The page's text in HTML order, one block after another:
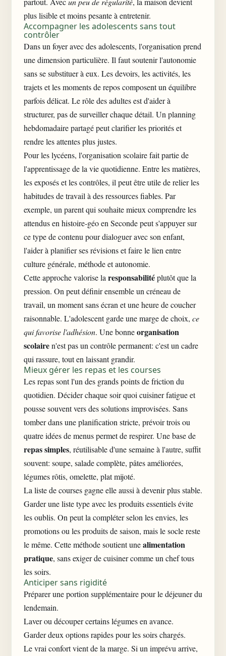
plus lisible et moins pesante à entretenir.
Accompagner les adolescents sans tout
contrôler
Dans un foyer avec des adolescents, l'organisation prend
une dimension particulière. Il faut soutenir l'autonomie
sans se substituer à eux. Les devoirs, les activités, les
trajets et les moments de repos composent un équilibre
parfois délicat. Le rôle des adultes est d'aider à
structurer, pas de surveiller chaque détail. Un planning
hebdomadaire partagé peut clarifier les priorités et
rendre les attentes plus justes.
Pour les lycéens, l'organisation scolaire fait partie de
l'apprentissage de la vie quotidienne. Entre les matières,
les exposés et les contrôles, il peut être utile de relier les
habitudes de travail à des ressources fiables. Par
exemple, un parent qui souhaite mieux comprendre les
attendus en histoire-géo en Secondepeut s'appuyer sur
ce type de contenu pour dialoguer avec son enfant,
l'aider à planifier ses révisionset faire le lien entre
culture générale, méthode et autonomie.
Cette approche valorise la responsabilitéplutôt que la
pression. On peut définir ensemble un créneau de
travail, un moment sans écran et une heure de coucher
raisonnable. L'adolescent garde une marge de choix, ce
qui favorise l'adhésion. Une bonneorganisation
scolairen'est pas un contrôle permanent: c'est un cadre
qui rassure, tout en laissant grandir.
Mieux gérer les repas et les courses
Les repas sont l'un des grands points de friction du
quotidien. Décider chaque soir quoi cuisiner fatigue et
pousse souvent vers des solutions improvisées. Sans
tomber dans une planification stricte, prévoir trois ou
quatre idées de menus permet de respirer. Une base de
repas simples, réutilisable d'une semaine à l'autre, suffit
souvent: soupe, salade complète, pâtes améliorées,
légumes rôtis, omelette, plat mijoté.
La liste de courses gagne elle aussi à devenir plus stable.
Garder une liste type avec les produits essentiels évite
les oublis. On peut la compléter selon les envies, les
promotions ou les produits de saison, mais le socle reste
le même. Cette méthode soutient unealimentation
pratique, sans exiger de cuisiner comme un chef tous
les soirs.
Anticiper sans rigidité
Préparer une portion supplémentaire pour le déjeuner du
lendemain.
Laver ou découper certains légumes en avance.
Garder deux options rapides pour les soirs chargés.
Le vrai confort vient de la marge. Si un imprévu arrive,